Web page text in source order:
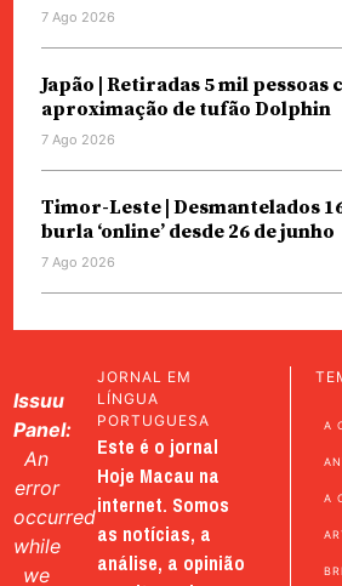
7 Ago 2026
Japão | Retiradas 5 mil pessoas
aproximação de tufão Dolphin
7 Ago 2026
Timor-Leste | Desmantelados
burla ‘online’ desde 26 de junho
7 Ago 2026
Issuu
Panel:
An
error
occurred
while
we
JORNAL EM
LÍNGUA
PORTUGUESA
Este é o jornal
Hoje Macau na
internet. Somos
as notícias, a
análise, a opinião
A
A